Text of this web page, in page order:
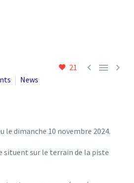
21   
News
le dimanche 10 novembre 2024.
situent sur le terrain de la piste